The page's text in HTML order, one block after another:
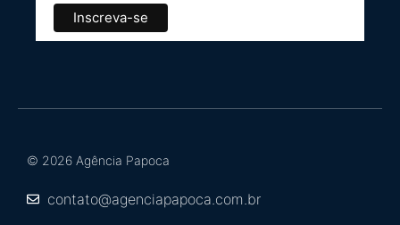
© 2026 Agência Papoca
contato@agenciapapoca.com.br